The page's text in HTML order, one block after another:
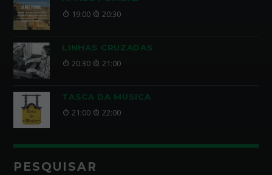
19:00 20:30
LINHAS CRUZADAS
20:30 21:00
TASCA DA MÚSICA
21:00 22:00
PESQUISAR